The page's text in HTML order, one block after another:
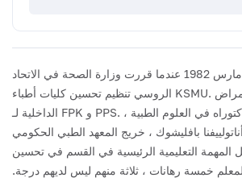
افتتحت الإدارة في مارس 1982 عندما قررت وزارة الصحة في الاتحاد
الروسي تنظيم تحسين كليات أطباء KSMU. ثم تسمى القسم – الأمراض
الداخلية لـ FPK و PPS. يقود الإدارة الدكتوراه في العلوم الطبية ،
بافليشوك ، خريج المعهد الطبي الحكومي
المهمة التعليمية الرئيسية في القسم في تحسين
خمسة رهانات ، ثلاثة منهم ليس لديهم درجة.